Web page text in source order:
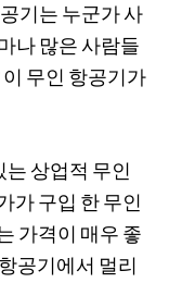
기는 누군가 사
나 많은 사람들
무인 항공기가
상업적 무인
가 구입 한 무인
가격이 매우 좋
공기에서 멀리